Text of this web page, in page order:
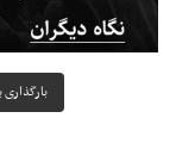
بارگذاری